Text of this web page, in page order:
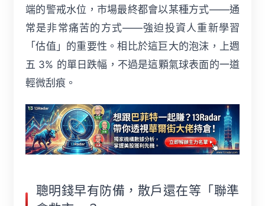
端的警戒水位，市場最終都會以某種方式——通
常是非常痛苦的方式——強迫投資人重新學習
「估值」的重要性。相比於這巨大的泡沫，上週
五 3% 的單日跌幅，不過是這顆氣球表面的一道
輕微刮痕。
聰明錢早有防備，散戶還在等「聯準